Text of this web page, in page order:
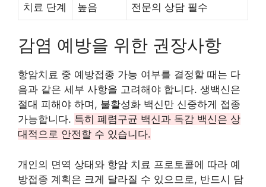
치료 단계 높음 전문의 상담 필수
감염 예방을 위한 권장사항
항암치료 중 예방접종 가능 여부를 결정할 때는 다
음과 같은 세부 사항을 고려해야 합니다. 생백신은
절대 피해야 하며, 불활성화 백신만 신중하게 접종
가능합니다. 특히 폐렴구균 백신과 독감 백신은 상
대적으로 안전할 수 있습니다.
개인의 면역 상태와 항암 치료 프로토콜에 따라 예
방접종 계획은 크게 달라질 수 있으므로, 반드시 담